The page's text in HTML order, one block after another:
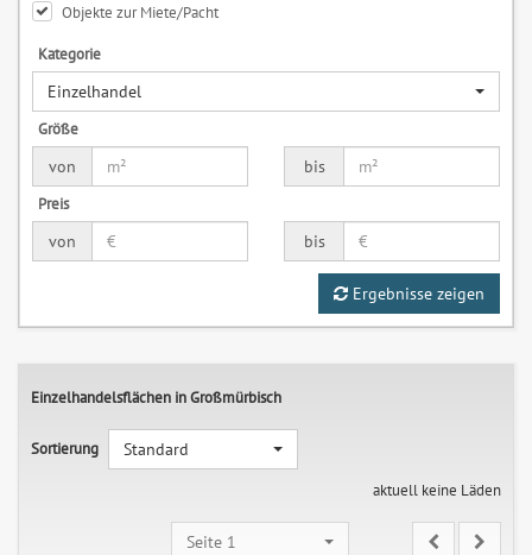
Objekte zur Miete/Pacht
Kategorie
Einzelhandel
Größe
von
bis
Preis
von
bis
Ergebnisse zeigen
Einzelhandelsflächen in Großmürbisch
Sortierung
Standard
aktuell keine Läden
Seite 1